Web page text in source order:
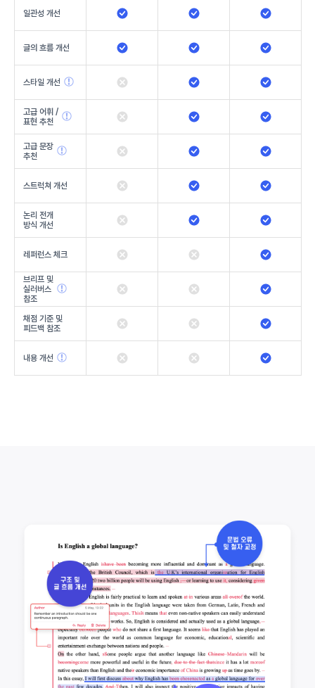
일관성 개선
글의 흐름 개선
스타일 개선
고급 어휘 /
표현 추천
고급 문장
추천
스트럭쳐 개선
논리 전개
방식 개선
레퍼런스 체크
브리프 및
실러버스
참조
채점 기준 및
피드백 참조
내용 개선